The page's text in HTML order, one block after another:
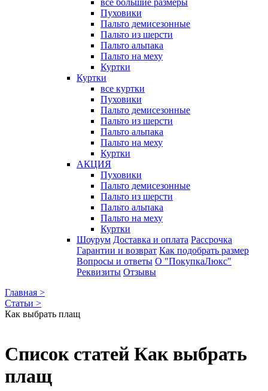
все большие размеры
Пуховики
Пальто демисезонные
Пальто из шерсти
Пальто альпака
Пальто на меху
Куртки
Куртки
все куртки
Пуховики
Пальто демисезонные
Пальто из шерсти
Пальто альпака
Пальто на меху
Куртки
АКЦИЯ
Пуховики
Пальто демисезонные
Пальто из шерсти
Пальто альпака
Пальто на меху
Куртки
Шоурум Доставка и оплата Рассрочка
Гарантии и возврат Как подобрать размер
Вопросы и ответы О "ПокупкаЛюкс"
Реквизиты Отзывы
Главная >
Статьи >
Как выбрать плащ
Список статей Как выбрать
плащ